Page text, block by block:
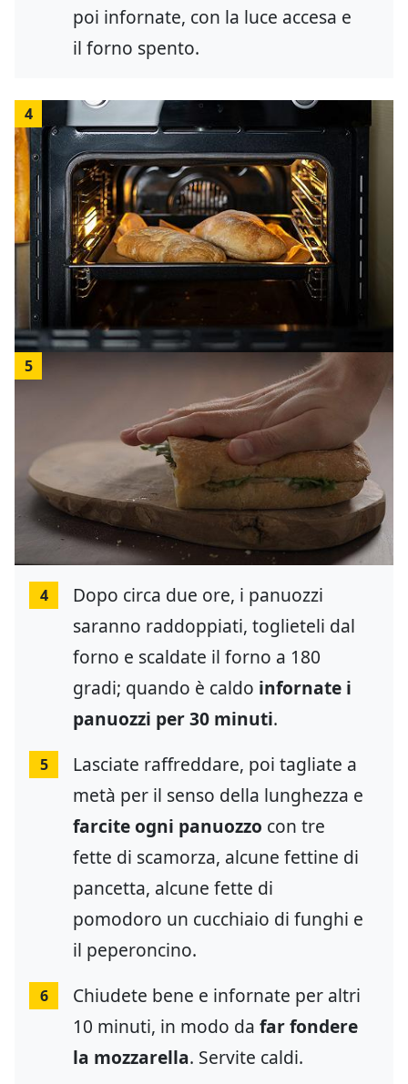
poi infornate, con la luce accesa e
il forno spento.
4
5
4
Dopo circa due ore, i panuozzi
saranno raddoppiati, toglieteli dal
forno e scaldate il forno a 180
gradi; quando è caldo infornate i
panuozzi per 30 minuti.
5
Lasciate raffreddare, poi tagliate a
metà per il senso della lunghezza e
farcite ogni panuozzo con tre
fette di scamorza, alcune fettine di
pancetta, alcune fette di
pomodoro un cucchiaio di funghi e
il peperoncino.
6
Chiudete bene e infornate per altri
10 minuti, in modo da far fondere
la mozzarella. Servite caldi.